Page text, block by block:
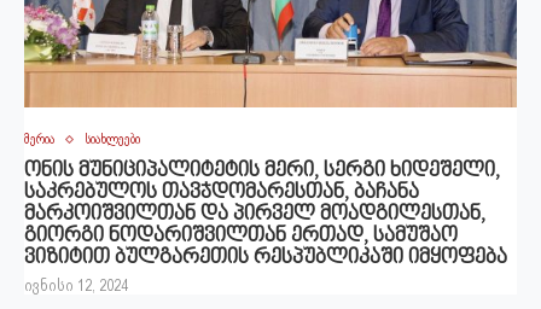
მერია სიახლეები
ონის მუნიციპალიტეტის მერი, სერგი ხიდეშელი,
საკრებულოს თავჯდომარესთან, ბაჩანა
მარკოიშვილთან და პირველ მოადგილესთან,
გიორგი ნოდარიშვილთან ერთად, სამუშაო
ვიზიტით ბულგარეთის რესპუბლიკაში იმყოფება
ივნისი 12, 2024